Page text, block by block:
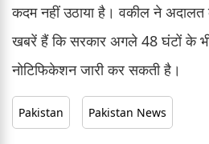
कदम नहीं उठाया है। वकील ने अदालत
खबरें हैं कि सरकार अगले 48 घंटों के
नोटिफिकेशन जारी कर सकती है।
Pakistan Pakistan News